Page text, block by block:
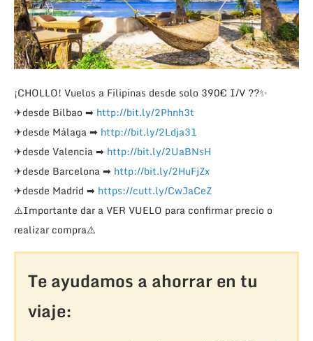
¡CHOLLO! Vuelos a Filipinas desde solo 390€ I/V ??✨
✈desde Bilbao ➡ http://bit.ly/2Phnh3t
✈desde Málaga➡ http://bit.ly/2Ldja31
✈desde Valencia➡ http://bit.ly/2UaBNsH
✈desde Barcelona➡ http://bit.ly/2HuFjZx
✈desde Madrid ➡ https://cutt.ly/CwJaCeZ
⚠️Importante dar a VER VUELO para confirmar precio o
realizar compra⚠️
Te ayudamos a ahorrar en tu
viaje: